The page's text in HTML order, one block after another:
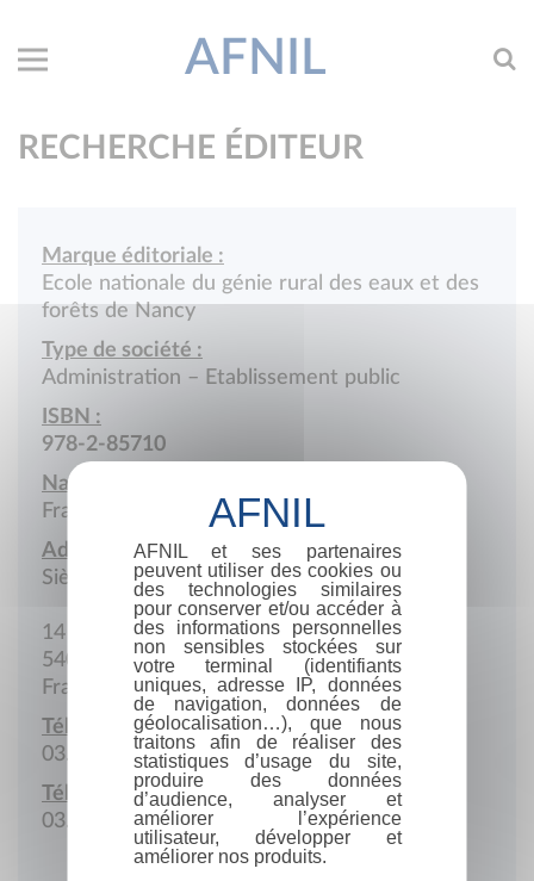
AFNIL
RECHERCHE ÉDITEUR
Marque éditoriale :
Ecole nationale du génie rural des eaux et des
forêts de Nancy
Type de société :
Administration – Etablissement public
ISBN :
978-2-85710
Nationalité :
France
Adresse :
Siège social
14 Rue Girardet
54042 Nancy Cedex
France
Téléphone :
03.83.39.68.00
Télécopie :
03.83.30.22.54
AFNIL et ses partenaires
peuvent utiliser des cookies ou
des technologies similaires
pour conserver et/ou accéder à
des informations personnelles
non sensibles stockées sur
votre terminal (identifiants
uniques, adresse IP, données
de navigation, données de
géolocalisation…), que nous
traitons afin de réaliser des
statistiques d’usage du site,
produire des données
d’audience, analyser et
améliorer l’expérience
utilisateur, développer et
améliorer nos produits.